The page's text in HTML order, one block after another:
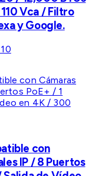
Vca / Filtro
y Google.
con
IP / 8 Puertos